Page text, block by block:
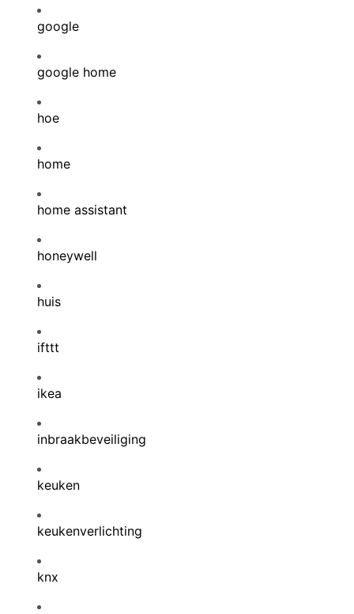
google
google home
hoe
home
home assistant
honeywell
huis
ifttt
ikea
inbraakbeveiliging
keuken
keukenverlichting
knx